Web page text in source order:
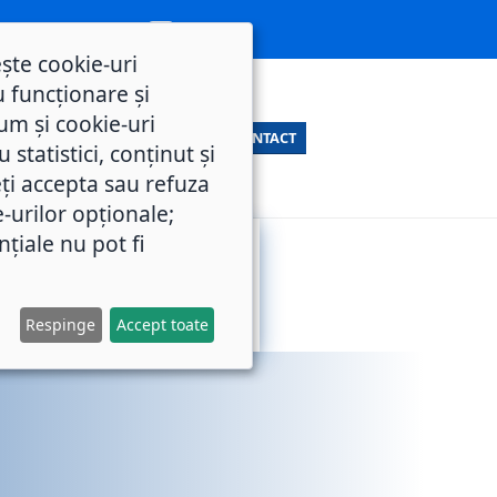
CONTACT
cookie-uri
funcționare și
și cookie-uri
statistici, conținut și
accepta sau refuza
urilor opționale;
nu pot fi
Respinge Accept toate